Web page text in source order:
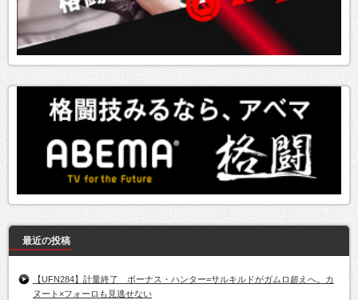
最近の投稿
【UFN284】計量終了 ボーナス・ハンター=サルキルドがガムロ超えへ。カ
ヌート×フォーロも見逃せない